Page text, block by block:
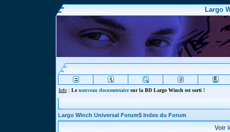
Largo
Info : Lenouveau documentairesur la BD Largo Winch est sorti !
Largo Winch Universal Forum$ Index du Forum
Voir